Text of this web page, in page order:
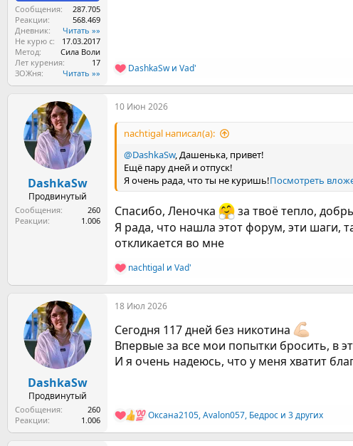
Сообщения
287.705
Реакции
568.469
Дневник
Читать »»
Не курю с
17.03.2017
Метод
Сила Воли
Лет курения
17
ЗОЖня
Читать »»
Р
е
а
к
DashkaSwи Vad'
DashkaSw
Продвинутый
Сообщения
260
Реакции
1.006
10 Июн 2026
nachtigal написал(а):
@DashkaSw, Дашенька, привет!
Ещё пару дней и отпуск!
Я очень рада, что ты не куришь!Посмотреть
Спасибо, Леночка
за твоё тепло,
Я рада, что нашла этот форум, эти шаги,
откликается во мне
Р
е
а
к
и
и
:
nachtigal и Vad'
DashkaSw
Продвинутый
Сообщения
260
Реакции
1.006
18 Июл 2026
Сегодня 117 дней без никотина
Впервые за все мои попытки бросить, в
И я очень надеюсь, что у меня хватит
Р
е
а
Оксана2105,Avalon057, Бедрос и 3 других